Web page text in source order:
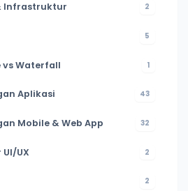
Infrastruktur 2
5
vs Waterfall 1
Aplikasi 43
Mobile & Web App 32
UX 2
2